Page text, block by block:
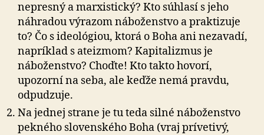
nepresný a marxistický? Kto súhlasí s jeho
náhradou výrazom náboženstvo a praktizuje
to? Čo s ideológiou, ktorá o Boha ani nezavadí,
napríklad s ateizmom? Kapitalizmus je
náboženstvo? Choďte! Kto takto hovorí,
upozorní na seba, ale keďže nemá pravdu,
odpudzuje.
Na jednej strane je tu teda silné náboženstvo
pekného slovenského Boha (vraj prívetivý,